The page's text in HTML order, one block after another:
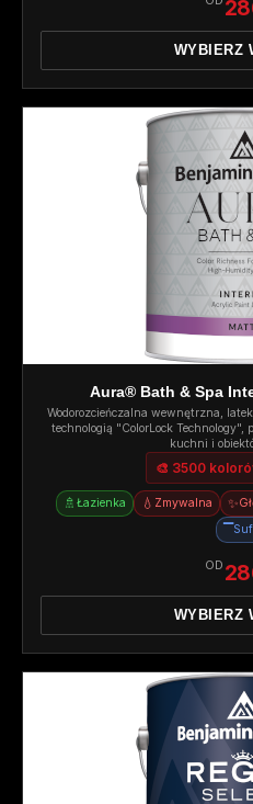
WYBIERZ
Aura® Bath & Spa
Wodorozcieńczalna wewnętrzna,
technologią "ColorLock Technology",
kuchni i
🎨 3500
🚿 Łazienka 💧 Zmywalna ✨
▔
OD
WYBIERZ